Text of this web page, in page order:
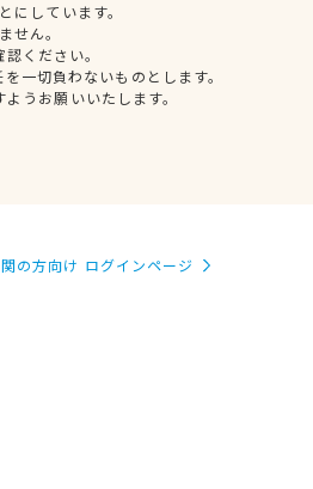
しています。
せん。
ください。
一切負わないものとします。
うお願いいたします。
の方向け ログインページ